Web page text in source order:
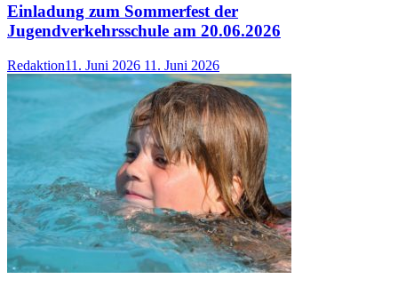
Einladung zum Sommerfest der
Jugendverkehrsschule am 20.06.2026
Redaktion11. Juni 2026 11. Juni 2026